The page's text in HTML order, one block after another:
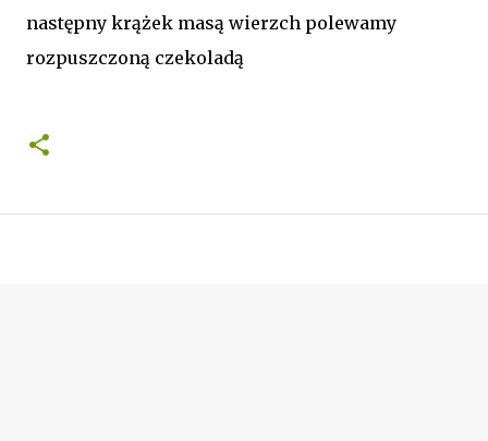
następny krążek masą wierzch polewamy
rozpuszczoną czekoladą